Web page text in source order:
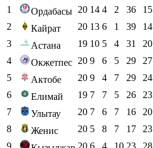
1
Ордабасы 20 14 4 2 36 15
2
Кайрат 20 13 6 1 39 14
3
Астана 19 10 5 4 31 20
4
Окжетпес 20 9 6 5 29 27
5
Актобе 20 9 4 7 29 24
6
Елимай 19 7 7 5 26 23
7
Улытау 20 7 6 7 16 20
8
Женис 20 5 8 7 17 23
9
20 6 4 10 23 28